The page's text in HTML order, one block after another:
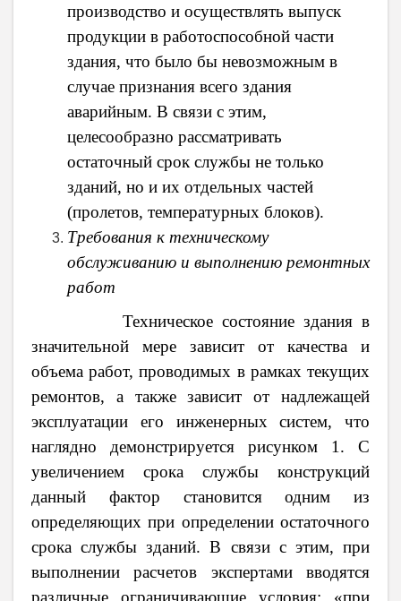
производство и осуществлять выпуск
продукции в работоспособной части
здания, что было бы невозможным в
случае признания всего здания
аварийным. В связи с этим,
целесообразно рассматривать
остаточный срок службы не только
зданий, но и их отдельных частей
(пролетов, температурных блоков).
Требования к техническому
обслуживанию и выполнению ремонтных
работ
Техническое состояние здания в
значительной мере зависит от качества и
объема работ, проводимых в рамках текущих
ремонтов, а также зависит от надлежащей
эксплуатации его инженерных систем, что
наглядно демонстрируется рисунком 1. С
увеличением срока службы конструкций
данный фактор становится одним из
определяющих при определении остаточного
срока службы зданий. В связи с этим, при
выполнении расчетов экспертами вводятся
различные ограничивающие условия: «при